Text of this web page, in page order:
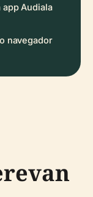
app Audiala
navegador